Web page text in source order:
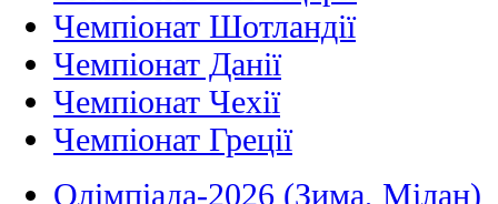
Чемпіонат Шотландії
Чемпіонат Данії
Чемпіонат Чехії
Чемпіонат Греції
Олімпіада-2026 (Зима, Мілан)